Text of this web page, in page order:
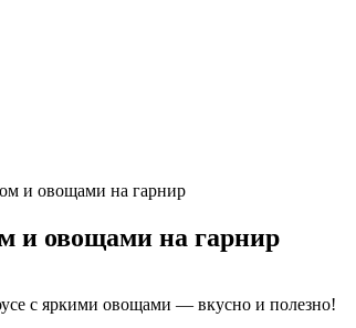
и овощами на гарнир
и овощами на гарнир
с яркими овощами — вкусно и полезно!